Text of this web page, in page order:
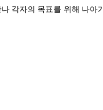
각자의 목표를 위해 나아